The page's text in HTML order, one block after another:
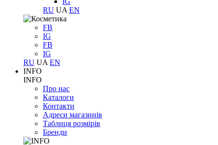
RU UA EN
FB
IG
FB
IG
RU UA EN
INFO
INFO
Про нас
Каталоги
Контакти
Адреси магазинів
Таблиця розмірів
Бренди